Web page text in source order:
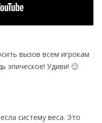
вызов всем игрокам
эпическое! Удиви! 🙂
систему веса. Это